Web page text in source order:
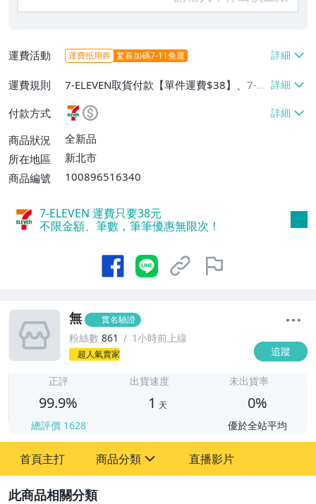
運費活動 運費抵用券 驚喜加碼7-11免運
運費規則
7-ELEVEN取貨付款【單件運費$38】、7-EL
EVEN取貨不付款【單件運費$38】、郵局掛
號【單件運費$60、滿20件或消費滿$5000
0免運費】
付款方式
商品狀況
全新品
所在地區
新北市
商品編號
100896516340
7-ELEVEN 運費只要38元
不限金額、筆數，筆筆優惠無限次！
無 實名驗證
粉絲數 861 1小時前上線
超人氣賣家 追蹤
正評
99.9%
總評價 1628
出貨速度
1 天
未出貨率
0%
優於全站平均
首頁主打 商品分類
成人專區
直播影片